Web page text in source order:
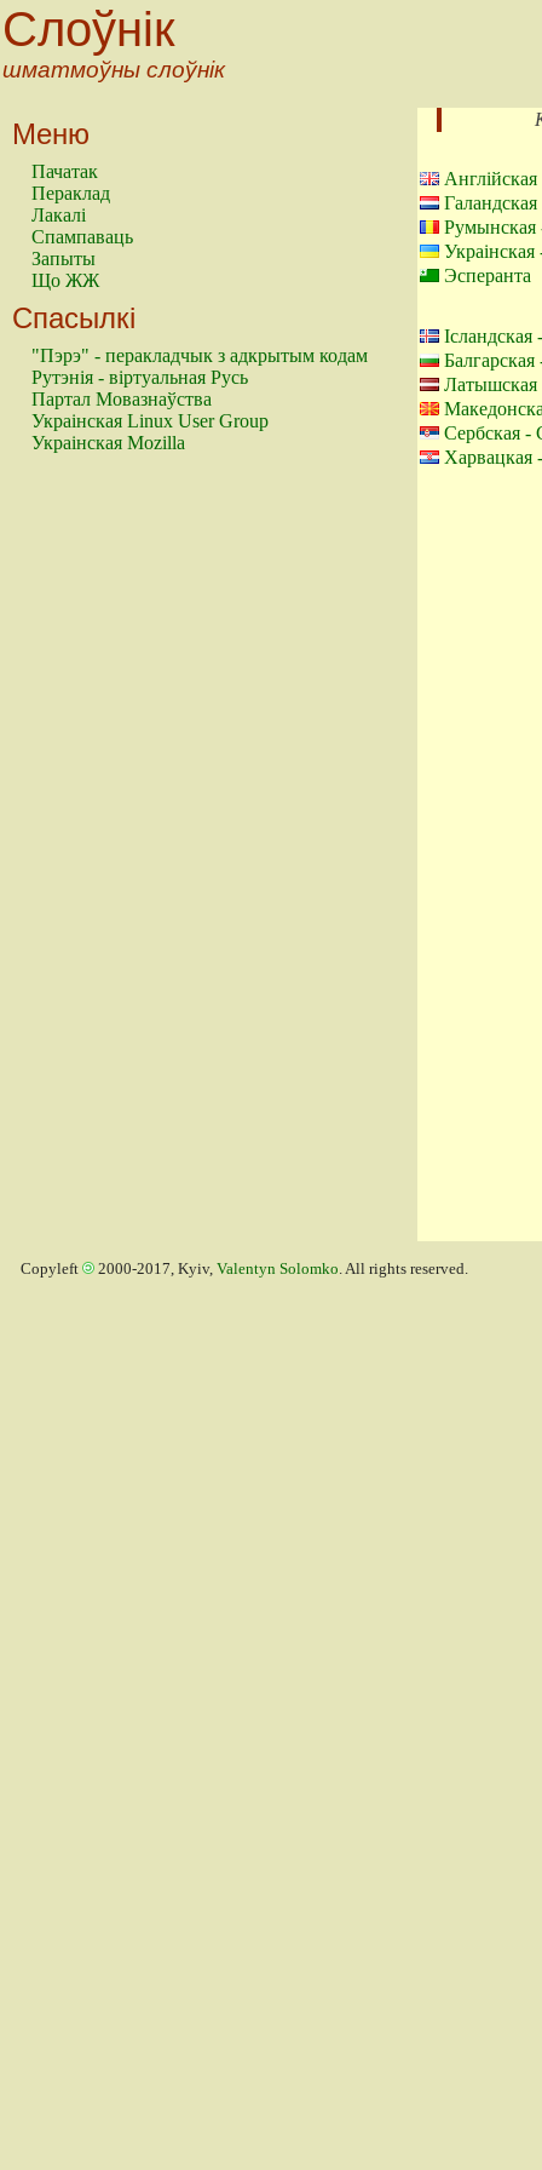
Слоўнік
шматмоўны слоўнік
Меню
Пачатак
Пераклад
Лакалі
Спампаваць
Запыты
Що ЖЖ
Спасылкі
"Пэрэ" - перакладчык з адкрытым кодам
Рутэнія - віртуальная Русь
Партал Мовазнаўства
Украінская Linux User Group
Украінская Mozilla
Румынская
Украінская
Эсперанта
Ісландская
Латышская
Сербская -
Харвацкая
Copyleft 2000-2017, Kyiv, Valentyn Solomko. All rights reserved.